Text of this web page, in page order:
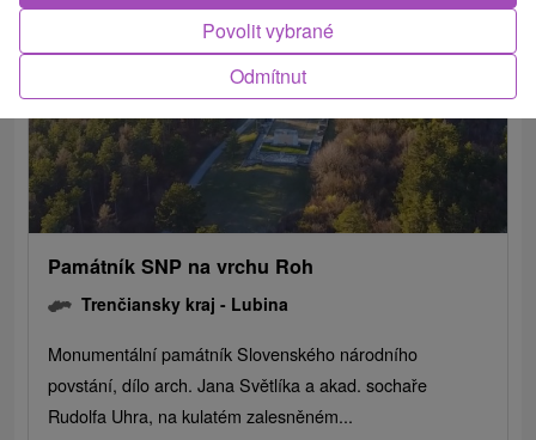
Památník SNP na vrchu Roh
Trenčiansky kraj - Lubina
Monumentální památník Slovenského národního
povstání, dílo arch. Jana Světlíka a akad. sochaře
Rudolfa Uhra, na kulatém zalesněném...
Odmítnut
Povolit vybrané